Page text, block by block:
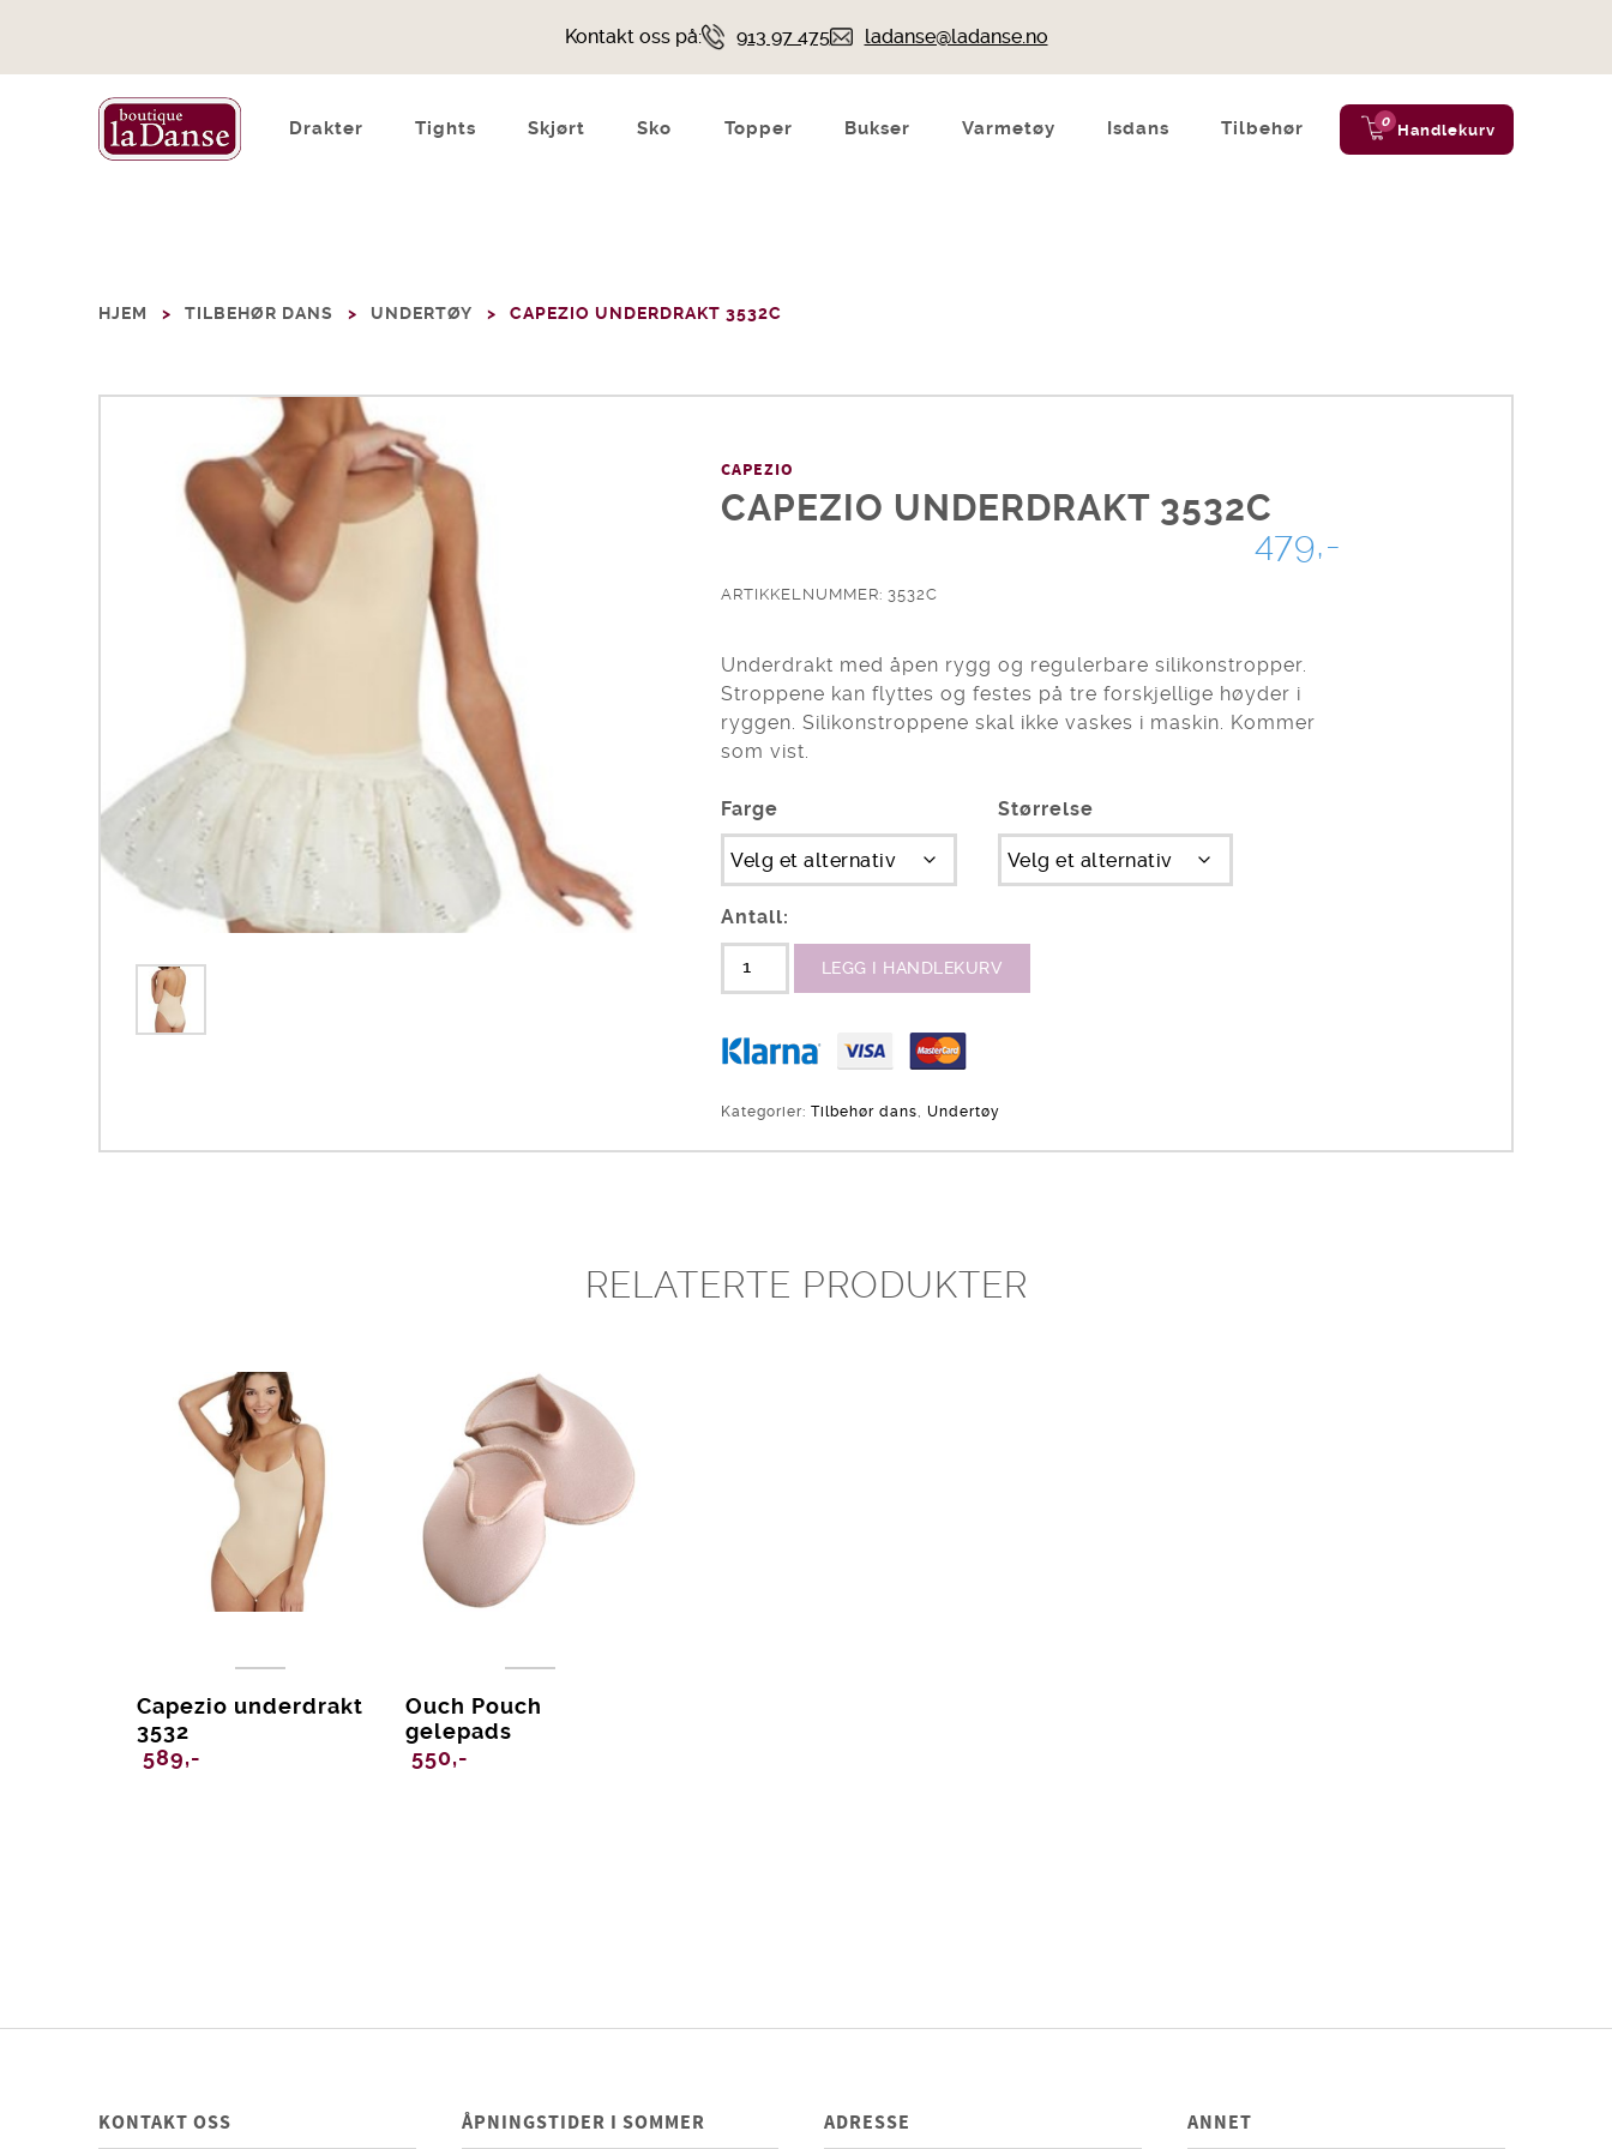
Kontakt oss på: 913 97 475 ladanse@ladanse.no
Drakter Tights Skjørt Sko Topper Bukser Varmetøy Isdans Tilbehør 0 Handlekurv
HJEM TILBEHØR DANS UNDERTØY CAPEZIO UNDERDRAKT 3532C
CAPEZIO
CAPEZIO UNDERDRAKT 3532C
479,-
ARTIKKELNUMMER: 3532C
Underdrakt med åpen rygg og regulerbare silikonstropper.
Stroppene kan flyttes og festes på tre forskjellige høyder i
ryggen. Silikonstroppene skal ikke vaskes i maskin. Kommer
som vist.
Farge Størrelse
Antall:
LEGG I HANDLEKURV
Kategorier:Tilbehør dans,Undertøy
RELATERTE PRODUKTER
Capezio underdrakt
3532
589,-
Ouch Pouch
gelepads
550,-
KONTAKT OSS ÅPNINGSTIDER I SOMMER ADRESSE ANNET